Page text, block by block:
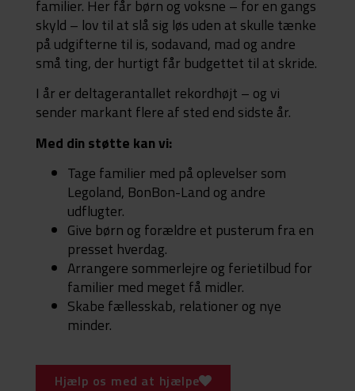
familier. Her får børn og voksne – for en gangs
skyld – lov til at slå sig løs uden at skulle tænke
på udgifterne til is, sodavand, mad og andre
små ting, der hurtigt får budgettet til at skride.
I år er deltagerantallet rekordhøjt – og vi
sender markant flere af sted end sidste år.
Med din støtte kan vi:
Tage familier med på oplevelser som
Legoland, BonBon-Land og andre
udflugter.
Give børn og forældre et pusterum fra en
presset hverdag.
Arrangere sommerlejre og ferietilbud for
familier med meget få midler.
Skabe fællesskab, relationer og nye
minder.
Hjælp os med at hjælpe